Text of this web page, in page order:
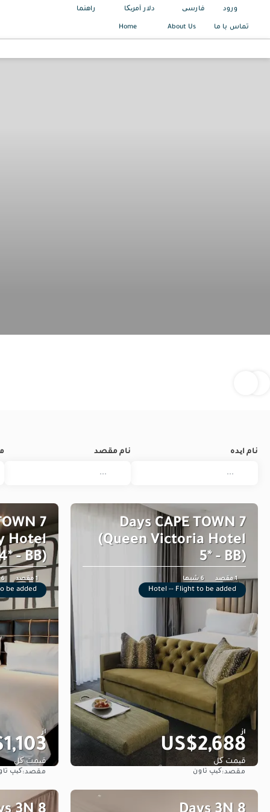
راهنما دلار آمریکا فارسی ورود
Home About Us تماس با ما
نام ایده نام مقصد
7 Days CAPE TOWN
(Queen Victoria Hotel
5* - BB)
1 مقصد 6 شبها
Hotel -- Flight to be added
از
US$2,688
قیمت کل
مقصد: کیپ تاون
Hotel
- BB)
1 مقصد 6 شبها
be added
از
قیمت کل
مقصد: کیپ